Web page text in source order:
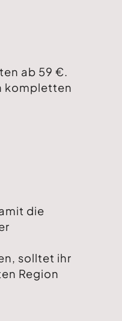
ab 59 €.
kompletten
die
solltet ihr
Region